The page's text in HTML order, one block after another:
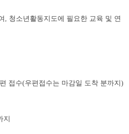
, 청소년활동지도에 필요한 교육 및 연
접수(우편접수는 마감일 도착 분까지)
지